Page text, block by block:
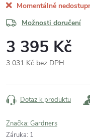
Momentálně
Možnosti doručení
3 395 Kč
3 031 Kč bez DPH
cena:
Dotaz k produktu
Značka: Gardners
Záruka: 1